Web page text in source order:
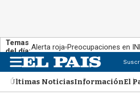
Temas
del día:Alerta roja Preocupaciones en
n
uÚltimas NoticiasInformaciónEl